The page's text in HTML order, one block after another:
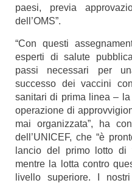
paesi, previa
dell’OMS”.
“Con questi
esperti di salute
passi necessari per
successo dei vaccini
sanitari di prima linea –
operazione di
mai organizzata”, ha
dell’UNICEF, che “è
lancio del primo lotto di
mentre la lotta contro
livello superiore. I